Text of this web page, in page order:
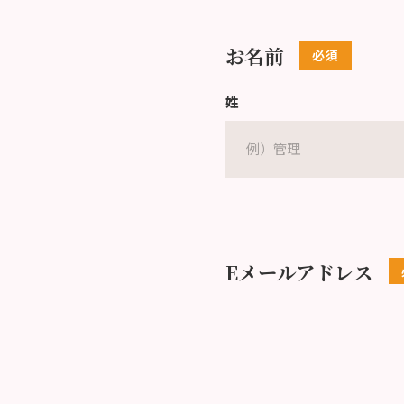
お名前
姓
Eメールアドレス